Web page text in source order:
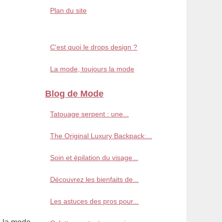
Plan du site
C'est quoi le drops design ?
La mode, toujours la mode
Blog de Mode
Tatouage serpent : une...
The Original Luxury Backpack:...
Soin et épilation du visage...
Découvrez les bienfaits de...
Les astuces des pros pour...